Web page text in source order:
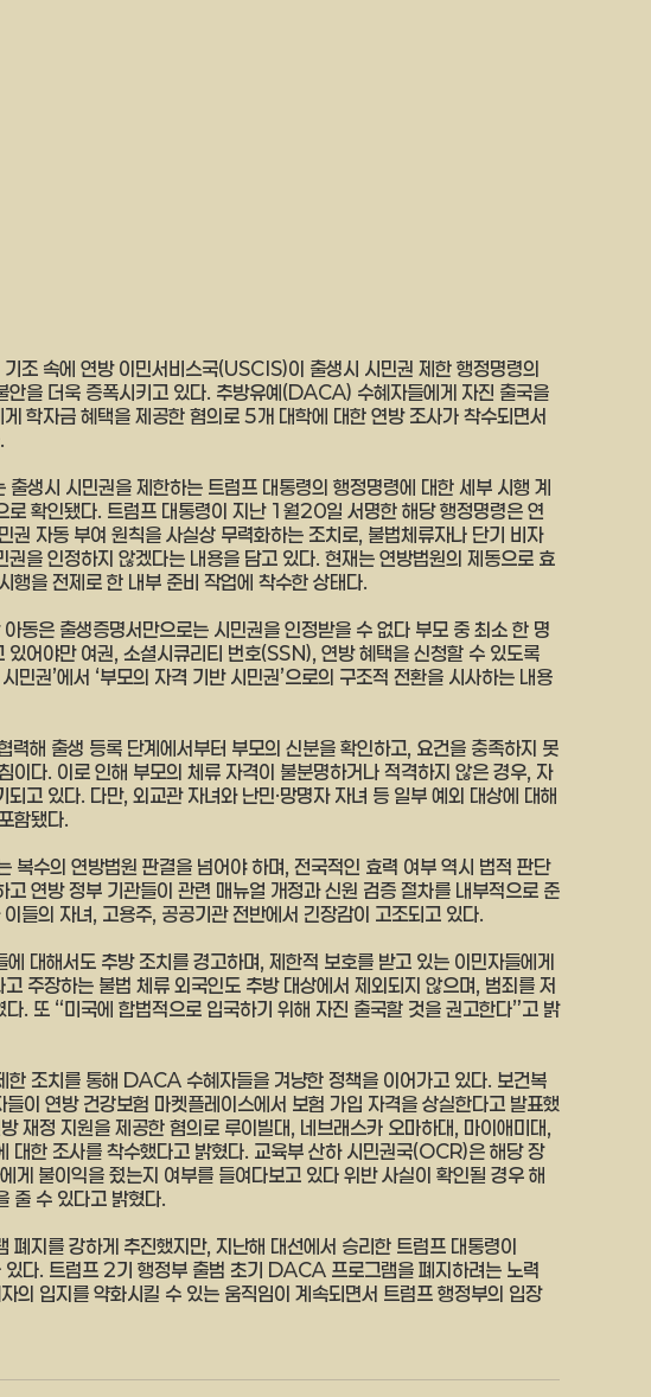
조 속에 연방 이민서비스국(USCIS)이 출생시 시민권 제한 행정명령의
안을 더욱 증폭시키고 있다. 추방유예(DACA) 수혜자들에게 자진 출국을
학자금 혜택을 제공한 혐의로 5개 대학에 대한 연방 조사가 착수되면서
생시 시민권을 제한하는 트럼프 대통령의 행정명령에 대한 세부 시행 계
로 확인됐다. 트럼프 대통령이 지난 1월20일 서명한 해당 행정명령은 연
자동 부여 원칙을 사실상 무력화하는 조치로, 불법체류자나 단기 비자
을 인정하지 않겠다는 내용을 담고 있다. 현재는 연방법원의 제동으로 효
행을 전제로 한 내부 준비 작업에 착수한 상태다.
동은 출생증명서만으로는 시민권을 인정받을 수 없다 부모 중 최소 한 명
있어야만 여권, 소셜시큐리티 번호(SSN), 연방 혜택을 신청할 수 있도록
민권’에서 ‘부모의 자격 기반 시민권’으로의 구조적 전환을 시사하는 내용
해 출생 등록 단계에서부터 부모의 신분을 확인하고, 요건을 충족하지 못
이다. 이로 인해 부모의 체류 자격이 불분명하거나 적격하지 않은 경우, 자
고 있다. 다만, 외교관 자녀와 난민·망명자 자녀 등 일부 예외 대상에 대해
함됐다.
복수의 연방법원 판결을 넘어야 하며, 전국적인 효력 여부 역시 법적 판단
고 연방 정부 기관들이 관련 매뉴얼 개정과 신원 검증 절차를 내부적으로 준
들의 자녀, 고용주, 공공기관 전반에서 긴장감이 고조되고 있다.
대해서도 추방 조치를 경고하며, 제한적 보호를 받고 있는 이민자들에게
주장하는 불법 체류 외국인도 추방 대상에서 제외되지 않으며, 범죄를 저
. 또 “미국에 합법적으로 입국하기 위해 자진 출국할 것을 권고한다”고 밝
한 조치를 통해 DACA 수혜자들을 겨냥한 정책을 이어가고 있다. 보건복
연방 건강보험 마켓플레이스에서 보험 가입 자격을 상실한다고 발표했
재정 지원을 제공한 혐의로 루이빌대, 네브래스카 오마하대, 마이애미대,
대한 조사를 착수했다고 밝혔다. 교육부 산하 시민권국(OCR)은 해당 장
게 불이익을 줬는지 여부를 들여다보고 있다 위반 사실이 확인될 경우 해
줄 수 있다고 밝혔다.
지를 강하게 추진했지만, 지난해 대선에서 승리한 트럼프 대통령이
다. 트럼프 2기 행정부 출범 초기 DACA 프로그램을 폐지하려는 노력
입지를 약화시킬 수 있는 움직임이 계속되면서 트럼프 행정부의 입장